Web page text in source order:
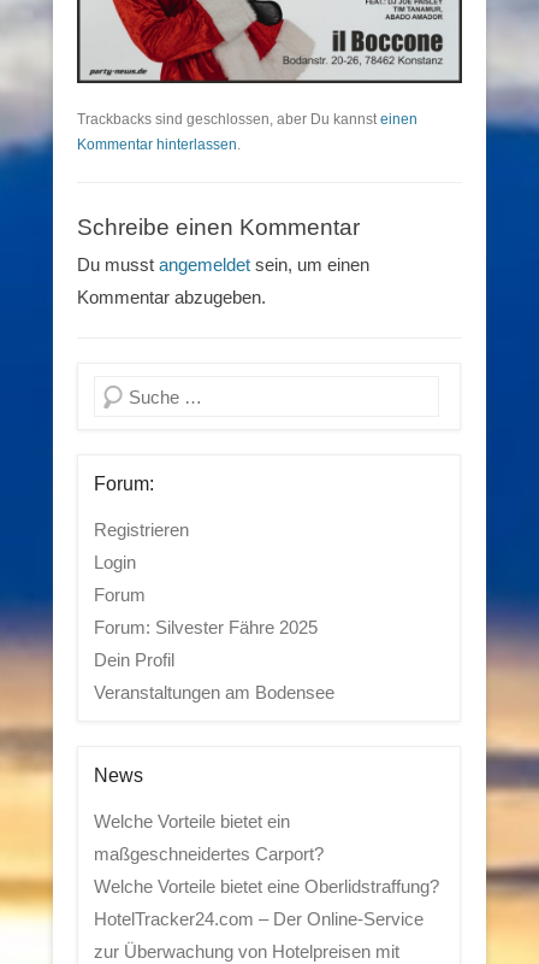
Trackbacks sind geschlossen, aber Du kannsteinen
Kommentar hinterlassen.
Schreibe einen Kommentar
Du musst angemeldet sein, um einen
Kommentar abzugeben.
Suchen
Forum:
Registrieren
Login
Forum
Forum: Silvester Fähre 2025
Dein Profil
Veranstaltungen am Bodensee
News
Welche Vorteile bietet ein
maßgeschneidertes Carport?
Welche Vorteile bietet eine Oberlidstraffung?
HotelTracker24.com – Der Online-Service
zur Überwachung von Hotelpreisen mit